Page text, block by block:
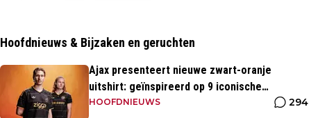
Hoofdnieuws & Bijzaken en geruchten
Ajax presenteert nieuwe zwart-oranje
uitshirt: geïnspireerd op 9 iconische
momenten uit clubhistorie
HOOFDNIEUWS 294